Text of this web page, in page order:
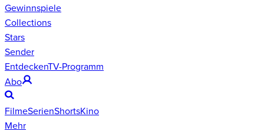
Gewinnspiele
Collections
Stars
Sender
EntdeckenTV-Programm
Abo
FilmeSerienShortsKino
Mehr